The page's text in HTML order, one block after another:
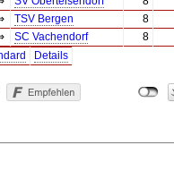
TSV Bergen
8
SC Vachendorf
8
Details